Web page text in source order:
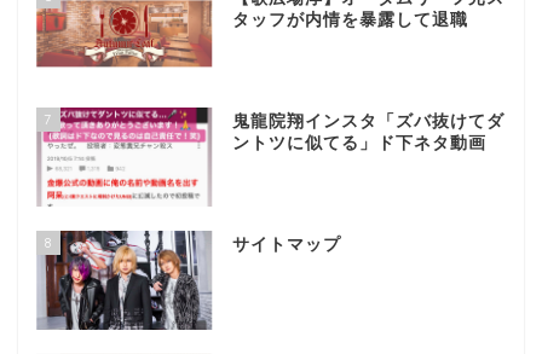
タッフが内情を暴露して退職
7
鬼龍院翔インスタ「ズバ抜けてダ
ントツに似てる」ド下ネタ動画
8 サイトマップ